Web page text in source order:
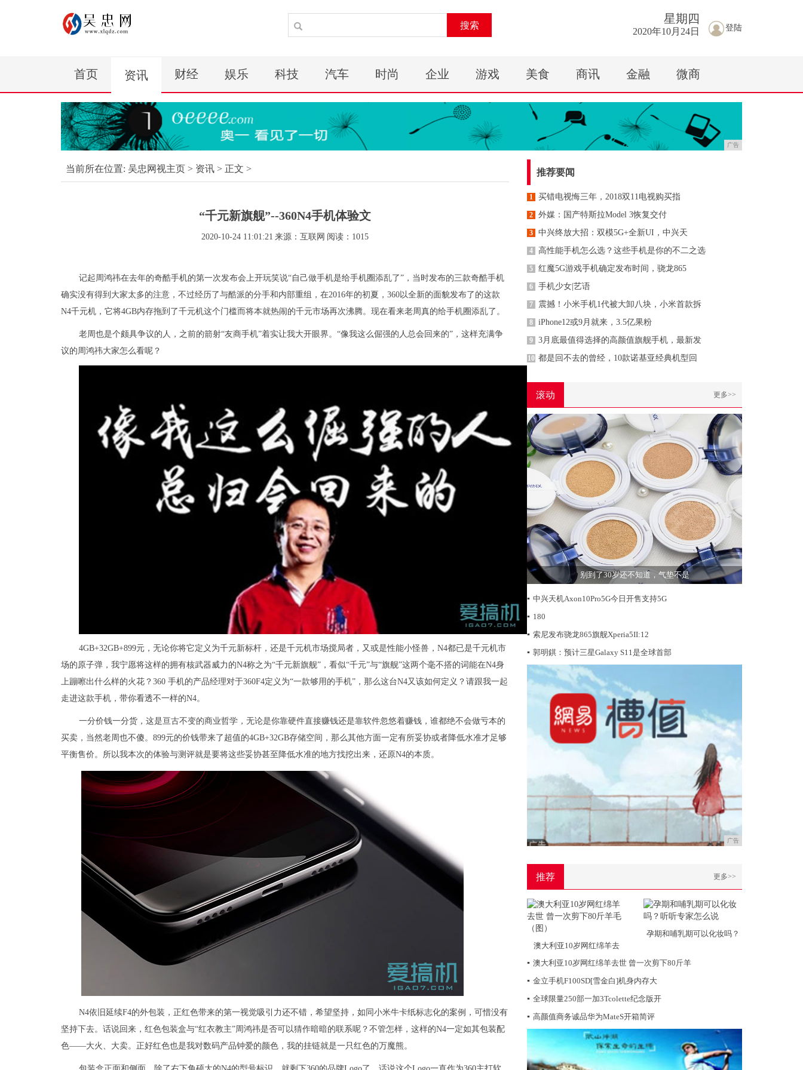
搜索 登陆
星期 四
2020年10月24日
首页 资讯 财经 娱乐 科技 汽车 时尚 企业 游戏 美食 商讯 金融 微商
广告
当前所在位置: 吴忠网视主页 > 资讯 > 正文 >
“千元新旗舰”--360N4手机体验文
2020-10-24 11:01:21 来源：互联网 阅读：1015
记起周鸿祎在去年的奇酷手机的第一次发布会上开玩笑说“自己做手机是给手机圈添乱了”，当时发布的三款奇酷手机
确实没有得到大家太多的注意，不过经历了与酷派的分手和内部重组，在2016年的初夏，360以全新的面貌发布了的这款
N4千元机，它将4GB内存拖到了千元机这个门槛而将本就热闹的千元市场再次沸腾。现在看来老周真的给手机圈添乱了。
老周也是个颇具争议的人，之前的箭射“友商手机”着实让我大开眼界。“像我这么倔强的人总会回来的”，这样充满争
议的周鸿祎大家怎么看呢？
4GB+32GB+899元，无论你将它定义为千元新标杆，还是千元机市场搅局者，又或是性能小怪兽，N4都已是千元机市
场的原子弹，我宁愿将这样的拥有核武器威力的N4称之为“千元新旗舰”，看似“千元”与“旗舰”这两个毫不搭的词能在N4身
上蹦嚓出什么样的火花？360 手机的产品经理对于360F4定义为“一款够用的手机”，那么这台N4又该如何定义？请跟我一起
走进这款手机，带你看透不一样的N4。
一分价钱一分货，这是亘古不变的商业哲学，无论是你靠硬件直接赚钱还是靠软件忽悠着赚钱，谁都绝不会做亏本的
买卖，当然老周也不傻。899元的价钱带来了超值的4GB+32GB存储空间，那么其他方面一定有所妥协或者降低水准才足够
平衡售价。所以我本次的体验与测评就是要将这些妥协甚至降低水准的地方找挖出来，还原N4的本质。
N4依旧延续F4的外包装，正红色带来的第一视觉吸引力还不错，希望坚持，如同小米牛卡纸标志化的案例，可惜没有
坚持下去。话说回来，红色包装盒与“红衣教主”周鸿祎是否可以猜作暗暗的联系呢？不管怎样，这样的N4一定如其包装配
色——大火、大卖。正好红色也是我对数码产品钟爱的颜色，我的挂链就是一只红色的万魔熊。
推荐要闻
1 买错电视悔三年，2018双11电视购买指
2 外媒：国产特斯拉Model 3恢复交付
3 中兴终放大招：双模5G+全新UI，中兴天
4 高性能手机怎么选？这些手机是你的不二之选
5 红魔5G游戏手机确定发布时间，骁龙865
6 手机少女|艺语
7 震撼！小米手机1代被大卸八块，小米首款拆
8 iPhone12或9月就来，3.5亿果粉
9 3月底最值得选择的高颜值旗舰手机，最新发
10 都是回不去的曾经，10款诺基亚经典机型回
滚动 更多>>
别到了30岁还不知道，气垫不是
▪ 中兴天机Axon10Pro5G今日开售支持5G
▪ 180
▪ 索尼发布骁龙865旗舰Xperia5II:12
▪ 郭明錤：预计三星Galaxy S11是全球首部
广告
推荐 更多>>
澳大利亚10岁网红绵羊去
孕期和哺乳期可以化妆吗？
▪ 澳大利亚10岁网红绵羊去世 曾一次剪下80斤羊
▪ 金立手机F100SD[雪金白]机身内存大
▪ 全球限量250部一加3Tcolette纪念版开
▪ 高颜值商务诚品华为MateS开箱简评